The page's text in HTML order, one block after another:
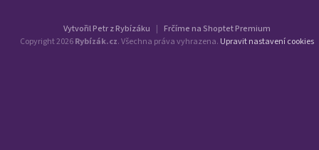
Vytvořil Petr z Rybízáku | Frčíme na Shoptet Premium
Copyright 2026Rybízák.cz. Všechna práva vyhrazena. Upravit nastavení cookies